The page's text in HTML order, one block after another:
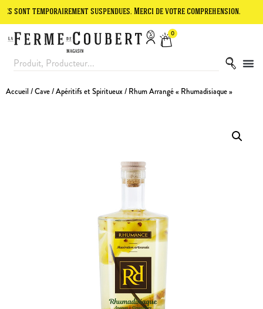
suspendues. Merci de votre compréhension. Le site
0
Accueil /Cave/Apéritifs et Spiritueux / Rhum Arrangé « Rhumadisiaque »